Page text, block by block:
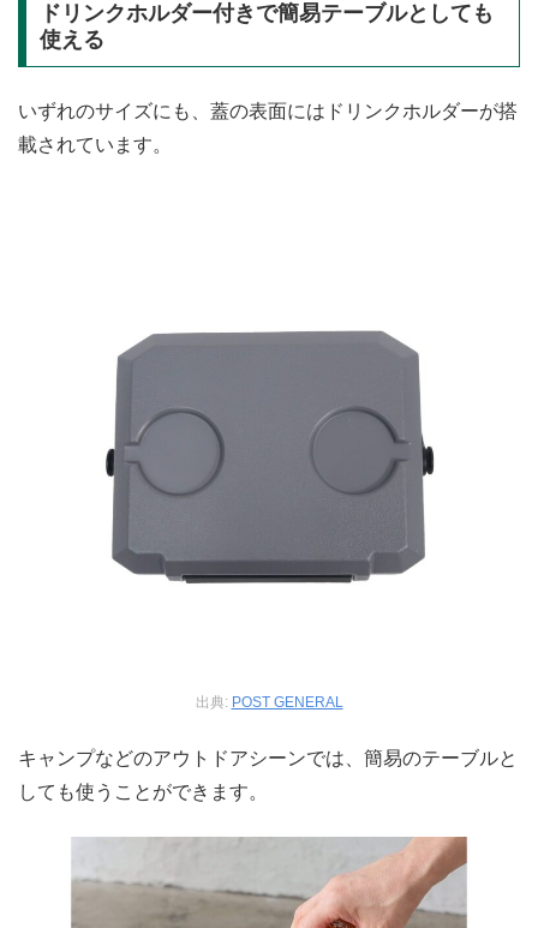
ドリンクホルダー付きで簡易テーブルとしても
使える
いずれのサイズにも、蓋の表面にはドリンクホルダーが搭
載されています。
出典: POST GENERAL
キャンプなどのアウトドアシーンでは、簡易のテーブルと
しても使うことができます。